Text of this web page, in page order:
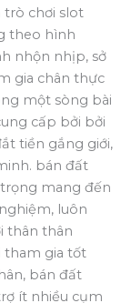
trò chơi slot
theo hình
nhộn nhịp, sở
gia chân thực
một sòng bài
cấp bởi bởi
tiền gắng giới,
bán đất
mang đến
luôn
thân thân
tham gia tốt
bán đất
ít nhiều cụm